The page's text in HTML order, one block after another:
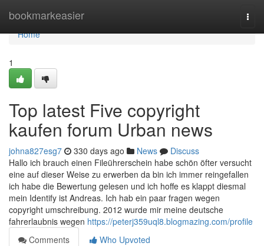
bookmarkeasier
Home
Home
1
Top latest Five copyright
kaufen forum Urban news
johna827esg7 330 days ago News
Discuss
Hallo ich brauch einen Fileührerschein habe schön öfter versucht
eine auf dieser Weise zu erwerben da bin ich immer reingefallen
ich habe die Bewertung gelesen und ich hoffe es klappt diesmal
mein Identify ist Andreas. Ich hab ein paar fragen wegen
copyright umschreibung. 2012 wurde mir meine deutsche
fahrerlaubnis wegen https://peterj359uql8.blogmazing.com/profile
Comments
Who Upvoted